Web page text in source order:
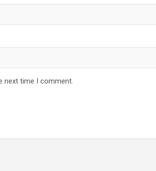
next time I comment.